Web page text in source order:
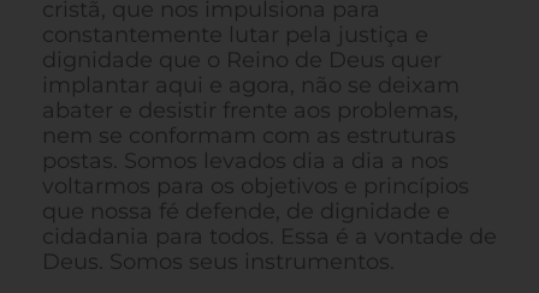
cristã, que nos impulsiona para
constantemente lutar pela justiça e
dignidade que o Reino de Deus quer
implantar aqui e agora, não se deixam
abater e desistir frente aos problemas,
nem se conformam com as estruturas
postas. Somos levados dia a dia a nos
voltarmos para os objetivos e princípios
que nossa fé defende, de dignidade e
cidadania para todos. Essa é a vontade de
Deus. Somos seus instrumentos.